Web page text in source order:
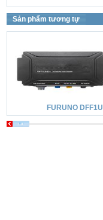
Sản phẩm tương tự
FURUNO